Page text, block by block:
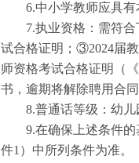
6.中小学教师应具有
7.执业资格：需符合
试合格证明；③2024届
师资格考试合格证明（
书，逾期将解除聘用合
8.普通话等级：幼儿
9.在确保上述条件的
件1）中所列条件为准。